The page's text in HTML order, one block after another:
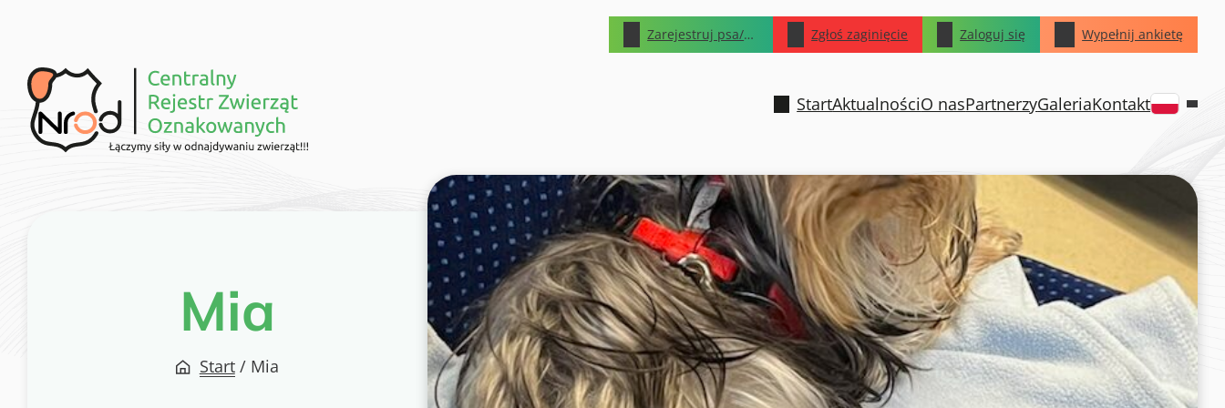
Zarejestruj psa/kota Zgłoś zaginięcie Zaloguj się Wypełnij ankietę
StartAktualnościO nasPartnerzyGaleriaKontakt
Mia
Start / Mia